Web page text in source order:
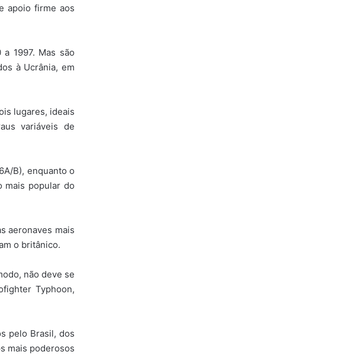
apoio firme aos
1997. Mas são
à Ucrânia, em
lugares, ideais
variáveis de
B), enquanto o
mais popular do
aeronaves mais
o britânico.
não deve se
Typhoon,
pelo Brasil, dos
mais poderosos